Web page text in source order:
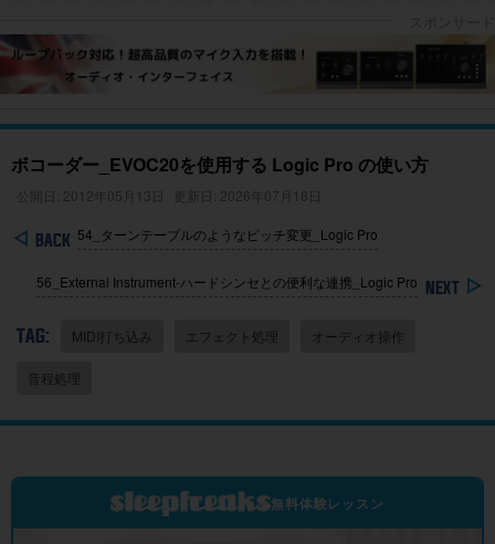
ボコーダー_EVOC20を使用する Logic Pro の使い方
公開日: 2012年05月13日 更新日: 2026年07月18日
54_ターンテーブルのようなピッチ変更_Logic Pro
56_External Instrument-ハードシンセとの便利な連携_Logic Pro
TAG: MIDI打ち込み エフェクト処理 オーディオ操作
音程処理
無料体験レッスン